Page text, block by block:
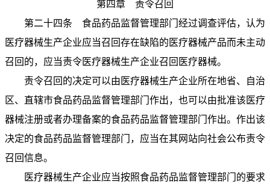
第四章 责令召回
第二十四条 食品药品监督管理部门经过调查评估，认为
医疗器械生产企业应当召回存在缺陷的医疗器械产品而未主动
召回的，应当责令医疗器械生产企业召回医疗器械。
责令召回的决定可以由医疗器械生产企业所在地省、自治
区、直辖市食品药品监督管理部门作出，也可以由批准该医疗
器械注册或者办理备案的食品药品监督管理部门作出。作出该
决定的食品药品监督管理部门，应当在其网站向社会公布责令
召回信息。
医疗器械生产企业应当按照食品药品监督管理部门的要求